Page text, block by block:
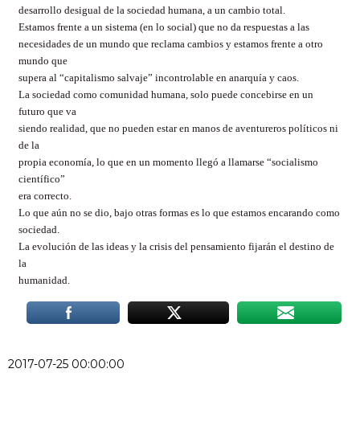
desarrollo desigual de la sociedad humana, a un cambio total.
Estamos frente a un sistema (en lo social) que no da respuestas a las
necesidades de un mundo que reclama cambios y estamos frente a otro
mundo que
supera al “capitalismo salvaje” incontrolable en anarquía y caos.
La sociedad como comunidad humana, solo puede concebirse en un
futuro que va
siendo realidad, que no pueden estar en manos de aventureros políticos ni
de la
propia economía, lo que en un momento llegó a llamarse “socialismo
científico”
era correcto.
Lo que aún no se dio, bajo otras formas es lo que estamos encarando como
sociedad.
La evolución de las ideas y la crisis del pensamiento fijarán el destino de
la
humanidad.
2017-07-25 00:00:00